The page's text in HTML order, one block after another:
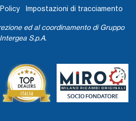
Impostazioni di tracciamento
ed al coordinamento di Gruppo
Intergea S.p.A.